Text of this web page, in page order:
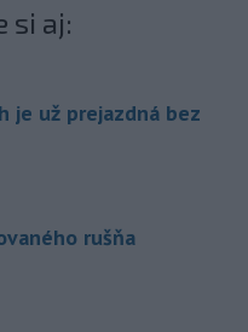
si aj:
je už prejazdná bez
rušňa